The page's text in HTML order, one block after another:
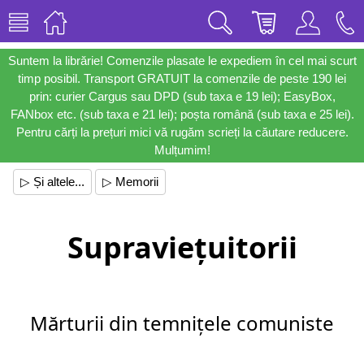
Suntem la librărie! Comenzile plasate le expediem în cel mai scurt
timp posibil. Transport GRATUIT la comenzile de peste 190 lei
prin: curier Cargus sau DPD (sub taxa e 19 lei); EasyBox,
FANbox etc. (sub taxa e 21 lei); poșta română (sub taxa e 25 lei).
Pentru cărți la prețuri mici vă rugăm scrieți la căutare reducere.
Mulțumim!
▷ Și altele... ▷ Memorii
Supraviețuitorii
Mărturii din temnițele comuniste